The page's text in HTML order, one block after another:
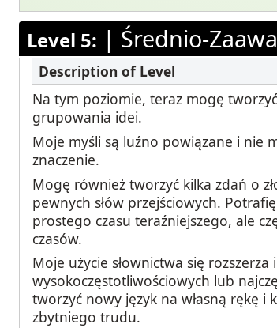
Level 5: | Średnio-
Na tym poziomie, teraz mogę
grupowania idei.
Moje myśli są luźno powiązane i nie
znaczenie.
Mogę również tworzyć kilka zdań o
pewnych słów przejściowych.
prostego czasu teraźniejszego, ale
czasów.
Moje użycie słownictwa się
wysokoczęstotliwościowych lub
tworzyć nowy język na własną rękę
zbytniego trudu.